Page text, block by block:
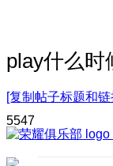
play什么时
[复制帖子标题和链
5547